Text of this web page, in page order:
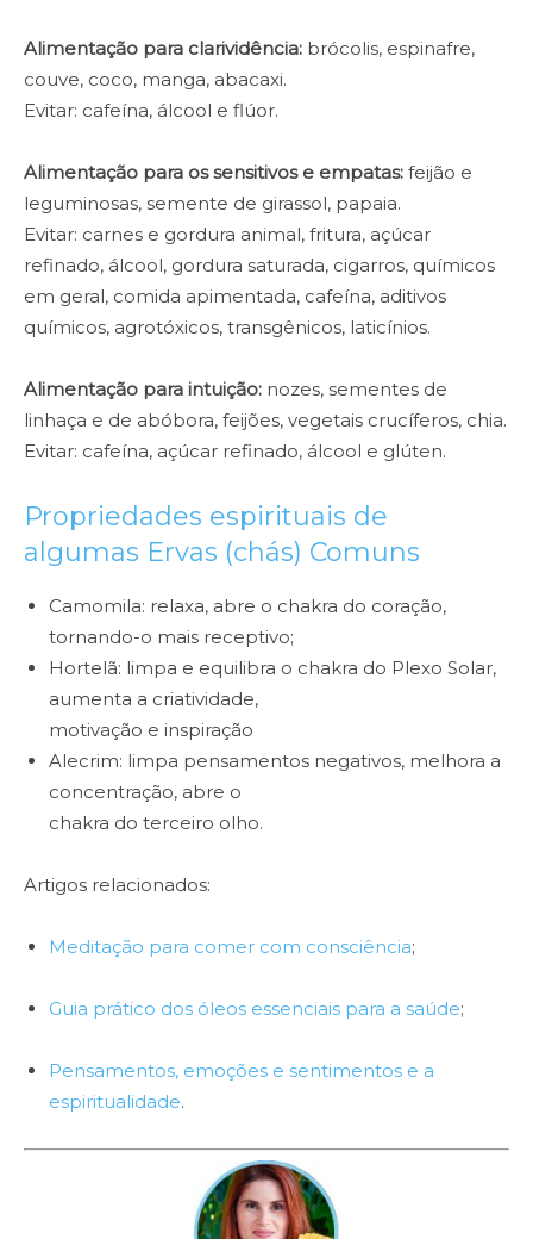
Alimentação para clarividência: brócolis, espinafre,
couve, coco, manga, abacaxi.
Evitar: cafeína, álcool e flúor.
Alimentação para os sensitivos e empatas: feijão e
leguminosas, semente de girassol, papaia.
Evitar: carnes e gordura animal, fritura, açúcar
refinado, álcool, gordura saturada, cigarros, químicos
em geral, comida apimentada, cafeína, aditivos
químicos, agrotóxicos, transgênicos, laticínios.
Alimentação para intuição: nozes, sementes de
linhaça e de abóbora, feijões, vegetais crucíferos, chia.
Evitar: cafeína, açúcar refinado, álcool e glúten.
Propriedades espirituais de
algumas Ervas (chás) Comuns
Camomila: relaxa, abre o chakra do coração,
tornando-o mais receptivo;
Hortelã: limpa e equilibra o chakra do Plexo Solar,
aumenta a criatividade,
motivação e inspiração
Alecrim: limpa pensamentos negativos, melhora a
concentração, abre o
chakra do terceiro olho.
Artigos relacionados:
Meditação para comer com consciência;
Guia prático dos óleos essenciais para a saúde;
Pensamentos, emoções e sentimentos e a
espiritualidade.